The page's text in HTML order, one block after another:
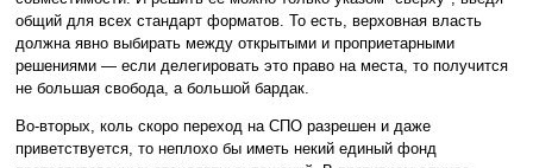
общий для всех стандарт форматов. То есть, верховная власть
должна явно выбирать между открытыми и проприетарными
решениями — если делегировать это право на места, то получится
не большая свобода, а большой бардак.
Во-вторых, коль скоро переход на СПО разрешен и даже
приветствуется, то неплохо бы иметь некий единый фонд